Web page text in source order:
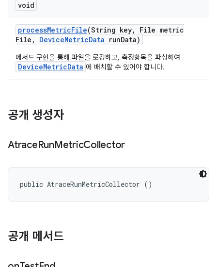
void
processMetricFile(String key,
File metric
File , DeviceMetricData runData)
메서드 구현을 통해 파일을 로깅하고, 측정항목을 파싱하여
DeviceMetricData 에 배치할 수 있어야 합니다.
공개 생성자
AtraceRunMetricCollector
public AtraceRunMetricCollector ()
공개 메서드